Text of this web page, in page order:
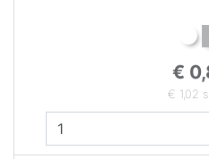
€
€ 1,02